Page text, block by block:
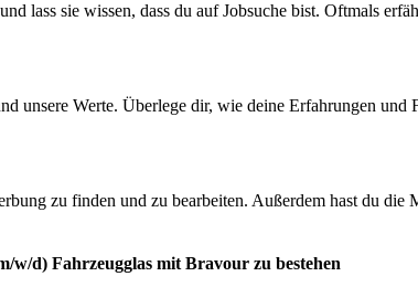
lass sie wissen, dass du auf Jobsuche bist. Oftmals
unsere Werte. Überlege dir, wie deine Erfahrungen
zu finden und zu bearbeiten. Außerdem hast du
w/d) Fahrzeugglas mit Bravour zu bestehen